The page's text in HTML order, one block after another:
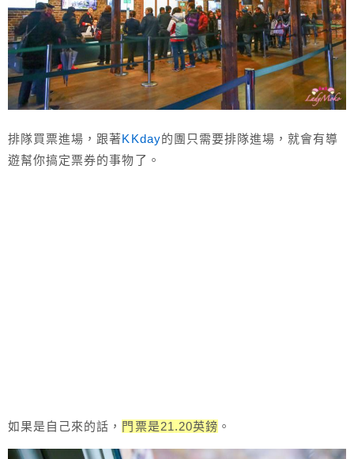
排隊買票進場，跟著KKday的團只需要排隊進場，就會有導
遊幫你搞定票券的事物了。
如果是自己來的話， 門票是21.20英鎊 。